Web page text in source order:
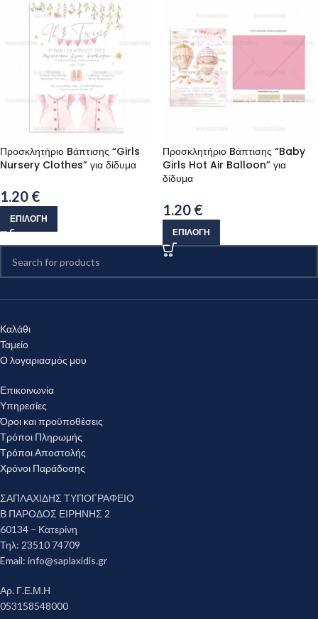
Προσκλητήριο Bάπτισης “Girls
Nursery Clothes” για δίδυμα
1.20 €
ΕΠΙΛΟΓΉ
Προσκλητήριο Bάπτισης “Baby
Girls Hot Air Balloon” για
δίδυμα
1.20 €
ΕΠΙΛΟΓΉ
Καλάθι
Ταμείο
Ο λογαριασμός μου
Επικοινωνία
Υπηρεσίες
Όροι και προϋποθέσεις
Τρόποι Πληρωμής
Τρόποι Αποστολής
Χρόνοι Παράδοσης
ΣΑΠΛΑΧΙΔΗΣ ΤΥΠΟΓΡΑΦΕΙΟ
Β ΠΑΡΟΔΟΣ ΕΙΡΗΝΗΣ 2
60134 – Κατερίνη
Τηλ: 23510 74709
Email: info@saplaxidis.gr
Αρ. Γ.Ε.Μ.Η
053158548000